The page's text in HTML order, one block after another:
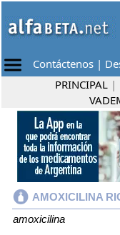
Contáctenos |
PRINCIPAL |
AMOXICILINA
amoxicilina